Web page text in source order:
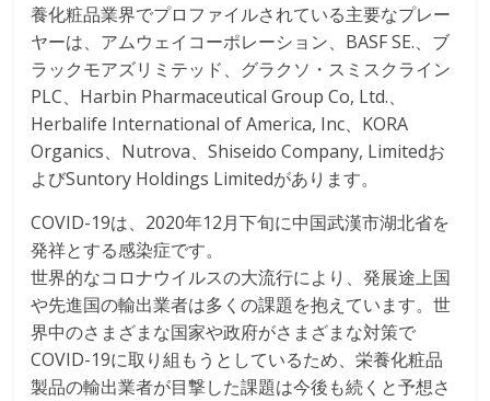
養化粧品業界でプロファイルされている主要なプレー
ヤーは、アムウェイコーポレーション、BASF SE.、ブ
ラックモアズリミテッド、グラクソ・スミスクライン
PLC、Harbin Pharmaceutical Group Co, Ltd.、
Herbalife International of America, Inc、KORA
Organics、Nutrova、Shiseido Company, Limitedお
よびSuntory Holdings Limitedがあります。
COVID-19は、2020年12月下旬に中国武漢市湖北省を
発祥とする感染症です。
世界的なコロナウイルスの大流行により、発展途上国
や先進国の輸出業者は多くの課題を抱えています。世
界中のさまざまな国家や政府がさまざまな対策で
COVID-19に取り組もうとしているため、栄養化粧品
製品の輸出業者が目撃した課題は今後も続くと予想さ